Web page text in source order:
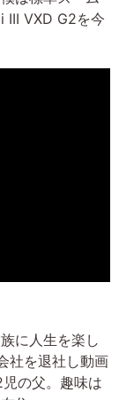
III VXD G2を今
に人生を楽し
社を退社し動画
の父。趣味は